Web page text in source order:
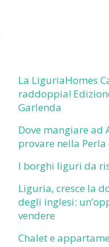
La LiguriaHomes
raddoppia!
Garlenda
Dove mangiare ad
provare nella
I borghi liguri da
Liguria, cresce la
degli inglesi:
vendere
Chalet e